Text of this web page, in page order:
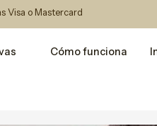
Visa o Mastercard
Cómo funciona